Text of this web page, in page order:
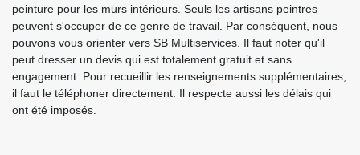
peinture pour les murs intérieurs. Seuls les artisans peintres
peuvent s'occuper de ce genre de travail. Par conséquent, nous
pouvons vous orienter vers SB Multiservices. Il faut noter qu'il
peut dresser un devis qui est totalement gratuit et sans
engagement. Pour recueillir les renseignements supplémentaires,
il faut le téléphoner directement. Il respecte aussi les délais qui
ont été imposés.